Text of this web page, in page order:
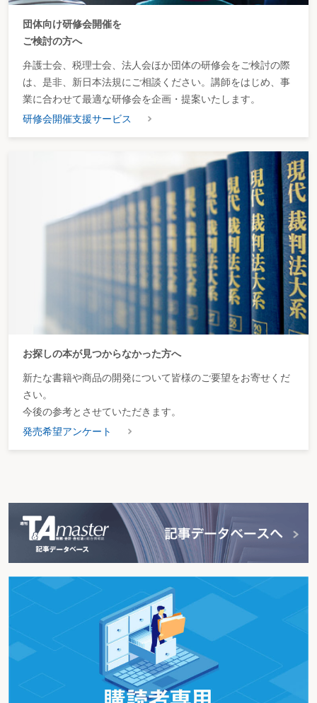
団体向け研修会開催を
ご検討の方へ
弁護士会、税理士会、法人会ほか団体の研修会をご検討の際
は、是非、新日本法規にご相談ください。講師をはじめ、事
業に合わせて最適な研修会を企画・提案いたします。
研修会開催支援サービス
お探しの本が見つからなかった方へ
新たな書籍や商品の開発について皆様のご要望をお寄せくだ
さい。
今後の参考とさせていただきます。
発売希望アンケート